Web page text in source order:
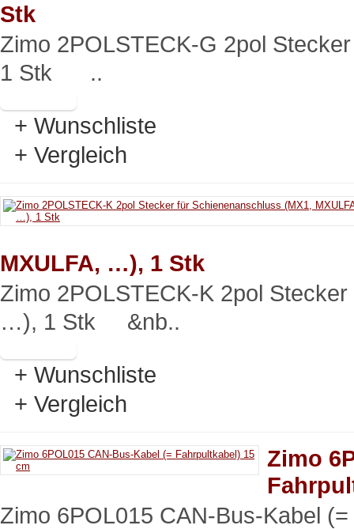
Stk
Zimo 2POLSTECK-G 2pol
1 Stk ..
+ Wunschliste
+ Vergleich
MXULFA, …), 1 Stk
Zimo 2POLSTECK-K 2pol
…), 1 Stk &nb..
+ Wunschliste
+ Vergleich
Zimo
Zimo 6POL015 CAN-Bus-Kabel